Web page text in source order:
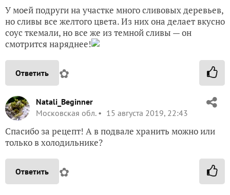
У моей подруги на участке много сливовых деревьев,
но сливы все желтого цвета. Из них она делает вкусно
соус ткемали, но все же из темной сливы — он
смотрится наряднее!
Ответить ✿
Natali_Beginner
Московская обл.
15 августа 2019, 22:43
Спасибо за рецепт! А в подвале хранить можно или
только в холодильнике?
Ответить ✿